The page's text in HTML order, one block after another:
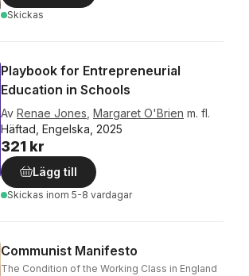
Skickas
Playbook for Entrepreneurial
Education in Schools
Av Renae Jones Margaret O'Brien m. fl.
Häftad, Engelska, 2025
321 kr
Lägg till
Skickas inom 5-8 vardagar
Communist Manifesto
The Condition of the Working Class in England